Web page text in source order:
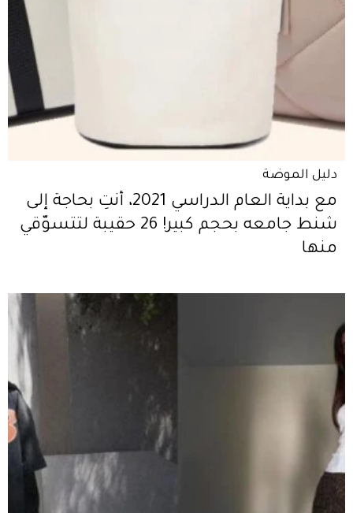
دليل الموضة
مع بداية العام الدراسي 2021، أنتِ بحاجة إلى
شنط جامعه بحجم كبير! 26 حقيبة لتتسوّقي
منها